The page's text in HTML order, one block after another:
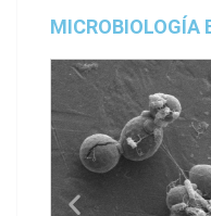
MICROBIOLOGÍA